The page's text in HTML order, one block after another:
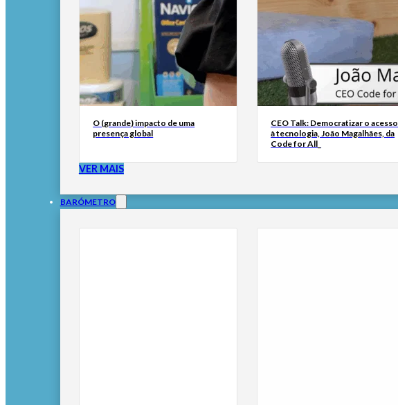
O (grande) impacto de uma
presença global
CEO Talk: Democratizar o acesso
à tecnologia, João Magalhães, da
Code for All_
VER MAIS
BARÓMETRO